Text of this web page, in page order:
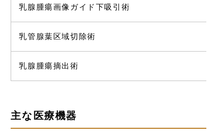
乳腺腫瘍画像ガイド下吸引術
乳管腺葉区域切除術
乳腺腫瘍摘出術
主な医療機器